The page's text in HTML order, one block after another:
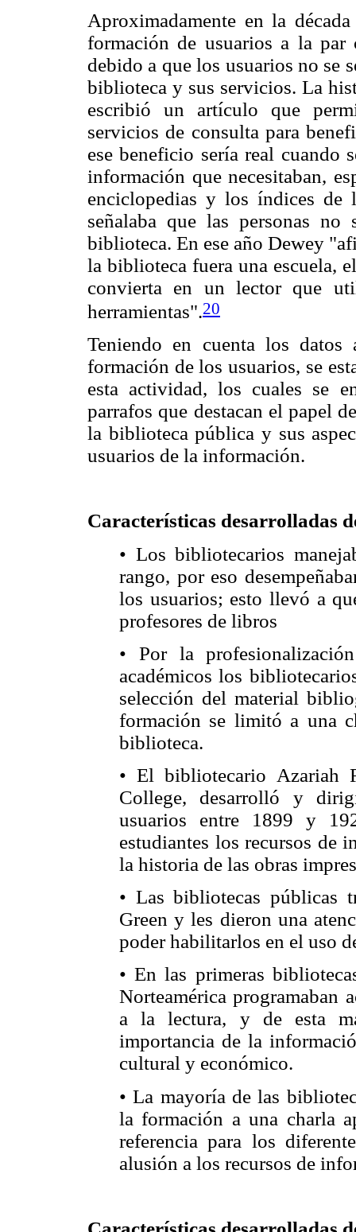
Aproximadamente en la
formación de usuarios a la
debido a que los usuarios no se
biblioteca y sus servicios. La
escribió un artículo que
servicios de consulta para
ese beneficio sería real cuando
información que necesitaban,
enciclopedias y los índices
señalaba que las personas
biblioteca. En ese año Dewey
la biblioteca fuera una escuela,
convierta en un lector que
herramientas".20
Teniendo en cuenta los
formación de los usuarios, se
esta actividad, los cuales se
parrafos que destacan el papel
la biblioteca pública y sus
usuarios de la información.
Características desarrolladas
• Los bibliotecarios
rango, por eso
los usuarios; esto llevó a
profesores de libros
• Por la
académicos los
selección del material
formación se limitó a una
biblioteca.
• El bibliotecario Azariah
College, desarrolló y
usuarios entre 1899 y
estudiantes los recursos de
la historia de las obras
• Las bibliotecas públicas
Green y les dieron una
poder habilitarlos en el uso
• En las primeras
Norteamérica programaban
a la lectura, y de esta
importancia de la
cultural y económico.
• La mayoría de las
la formación a una charla
referencia para los
alusión a los recursos de